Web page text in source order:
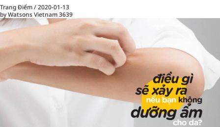
Trang Điểm/2020-01-13
by Watsons Vietnam3639